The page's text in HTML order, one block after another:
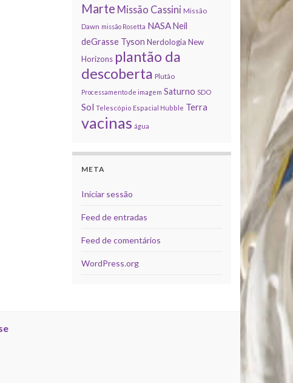
Marte Missão Cassini Missão
Dawn missão Rosetta NASA Neil
deGrasse Tyson Nerdologia New
Horizons plantão da
descoberta Plutão
Processamento de imagem Saturno SDO
Sol Telescópio Espacial Hubble Terra
vacinas água
META
Iniciar sessão
Feed de entradas
Feed de comentários
WordPress.org